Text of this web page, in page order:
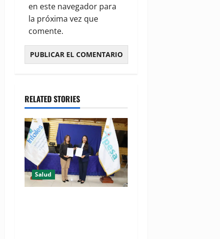
en este navegador para
la próxima vez que
comente.
RELATED STORIES
Salud